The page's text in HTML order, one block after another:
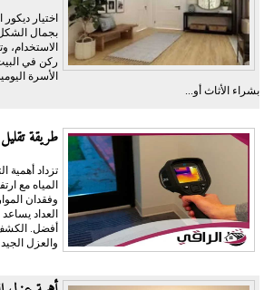
اختيار
بجمال
الاستخدام،
ركن في
الأسرة
بشراء الأثاث أو...
طريقة
تزداد
المياه مع
وفقدان
العداد
أفضل.
والعزل